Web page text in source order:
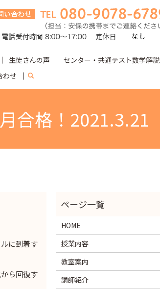
生徒さんの声
センター・共通テスト数学解説
わせ search
合格！2021.3.21
に到着す
ら回復す
HOME
授業内容
教室案内
講師紹介